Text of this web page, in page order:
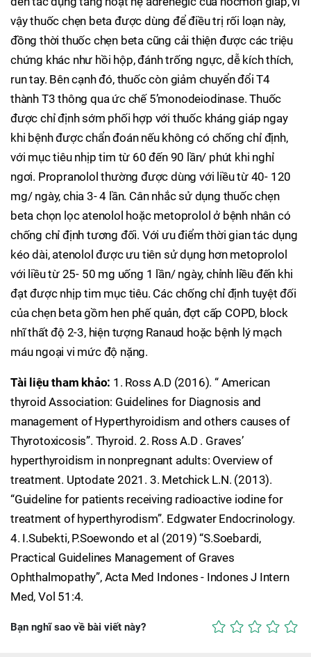
vậy thuốc chẹn beta được dùng để điều trị rối loạn này,
đồng thời thuốc chẹn beta cũng cải thiện được các triệu
chứng khác như hồi hộp, đánh trống ngực, dễ kích thích,
run tay. Bên cạnh đó, thuốc còn giảm chuyển đổi T4
thành T3 thông qua ức chế 5’monodeiodinase. Thuốc
được chỉ định sớm phối hợp với thuốc kháng giáp ngay
khi bệnh được chẩn đoán nếu không có chống chỉ định,
với mục tiêu nhịp tim từ 60 đến 90 lần/ phút khi nghỉ
ngơi. Propranolol thường được dùng với liều từ 40- 120
mg/ ngày, chia 3- 4 lần. Cân nhắc sử dụng thuốc chẹn
beta chọn lọc atenolol hoặc metoprolol ở bệnh nhân có
chống chỉ định tương đối. Với ưu điểm thời gian tác dụng
kéo dài, atenolol được ưu tiên sử dụng hơn metoprolol
với liều từ 25- 50 mg uống 1 lần/ ngày, chỉnh liều đến khi
đạt được nhịp tim mục tiêu. Các chống chỉ định tuyệt đối
của chẹn beta gồm hen phế quản, đợt cấp COPD, block
nhĩ thất độ 2-3, hiện tượng Ranaud hoặc bệnh lý mạch
máu ngoại vi mức độ nặng.
Tài liệu tham khảo: 1. Ross A.D (2016). “ American
thyroid Association: Guidelines for Diagnosis and
management of Hyperthyroidism and others causes of
Thyrotoxicosis”. Thyroid. 2. Ross A.D . Graves’
hyperthyroidism in nonpregnant adults: Overview of
treatment. Uptodate 2021. 3. Metchick L.N. (2013).
“Guideline for patients receiving radioactive iodine for
treatment of hyperthyrodism”. Edgwater Endocrinology.
4. I.Subekti, P.Soewondo et al (2019) “S.Soebardi,
Practical Guidelines Management of Graves
Ophthalmopathy”, Acta Med Indones - Indones J Intern
Med, Vol 51:4.
Bạn nghĩ sao về bài viết này?